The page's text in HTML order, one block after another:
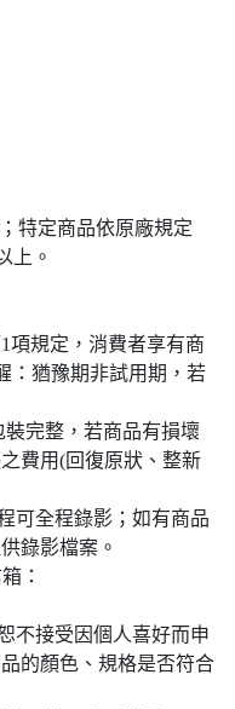
特定商品依原廠規定
上。
項規定，消費者享有商
：猶豫期非試用期，若
完整，若商品有損壞
費用(回復原狀、整新
可全程錄影；如有商品
錄影檔案。
：
不接受因個人喜好而申
的顏色、規格是否符合